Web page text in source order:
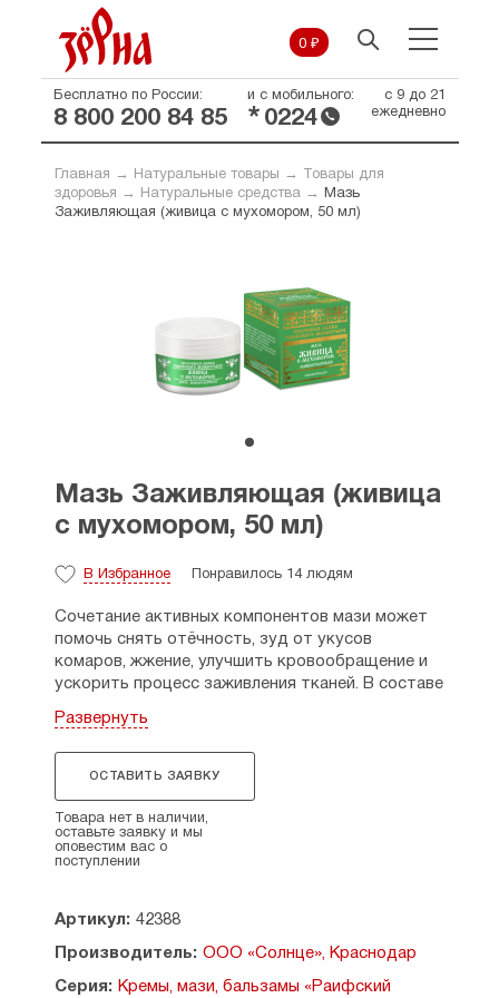
0 ₽
Бесплатно по России:
8 800 200 84 85
и с мобильного:
* 0224
с 9 до 21
ежедневно
Главная → Натуральные товары →
Товары для
здоровья → Натуральные средства→
Мазь
Заживляющая (живица с мухомором, 50 мл)
Мазь Заживляющая (живица
с мухомором, 50 мл)
В Избранное Понравилось 14 людям
Сочетание активных компонентов мази может
помочь снять отёчность, зуд от укусов
комаров, жжение, улучшить кровообращение и
ускорить процесс заживления тканей. В составе
ценятся за способности стягивать раны,
заживлять ссадины и ушибы, оказывать
антибактериальное воздействие, снимать
воспаление, а также уменьшать боль в суставах
при радикулите, спазмах и судорогах.
Экстракты ромашки, бузины, девясила и лавра в
составе помогут при варикозе, бородавках,
Состав: экстракты мухомора, прополиса,
ромашки, чабреца, шалфея, календулы, бузины
пальмовое, воск пчелиный, смола (живица
Развернуть
ОСТАВИТЬ ЗАЯВКУ
Товара нет в наличии,
оставьте заявку и мы
оповестим вас о
поступлении
Артикул: 42388
Производитель: ООО «Солнце», Краснодар
Серия: Кремы, мази, бальзамы «Раифский